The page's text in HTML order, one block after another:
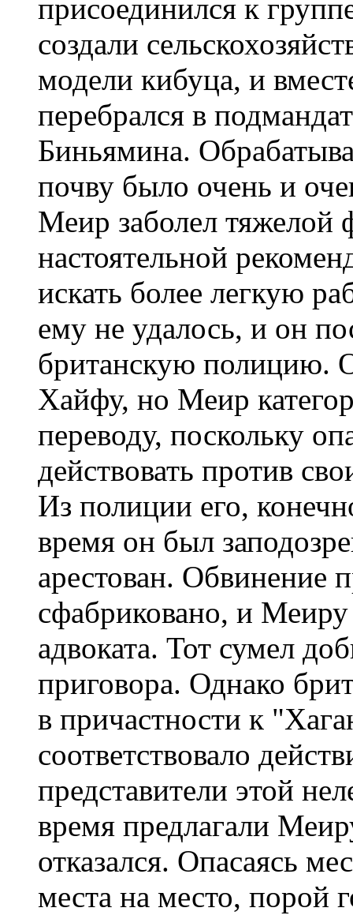
присоединился к
создали
модели кибуца, и
перебрался в
Биньямина.
почву было очень и
Меир заболел
настоятельной
искать более легкую
ему не удалось, и он
британскую полицию.
Хайфу, но Меир
переводу, поскольку
действовать против
Из полиции его,
время он был
арестован. Обвинение
сфабриковано, и
адвоката. Тот сумел
приговора. Однако
в причастности к
соответствовало
представители этой
время предлагали
отказался. Опасаясь
места на место, порой